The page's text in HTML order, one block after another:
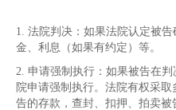
1. 法院判决：如果法院认定被
金、利息（如果有约定）等。
2. 申请强制执行：如果被告在
院申请强制执行。法院有权采
告的存款，查封、扣押、拍卖被